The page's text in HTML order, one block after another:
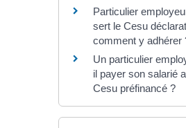
Particulier
sert le Cesu
comment y adhérer
Un particulier
il payer son salarié
Cesu préfinancé ?